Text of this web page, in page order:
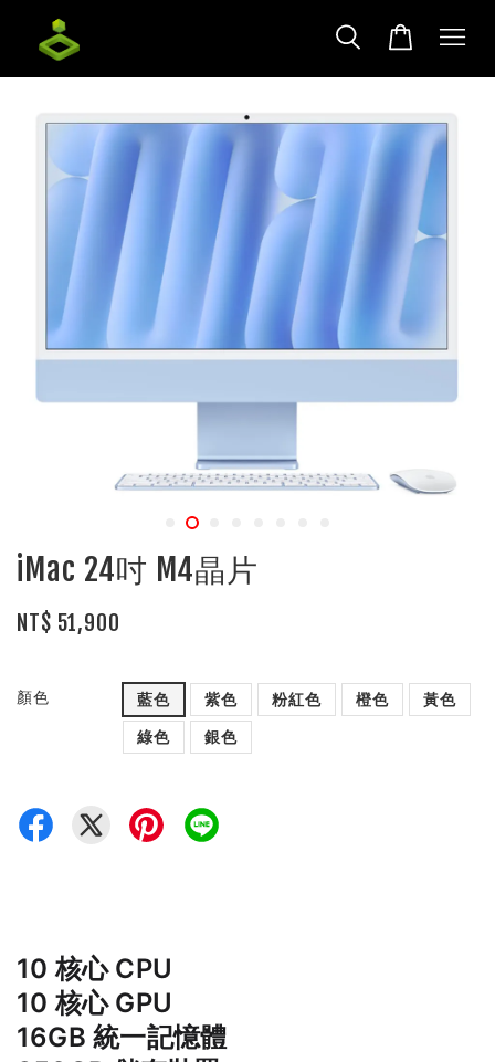
iMac 24吋 M4晶片
NT$ 51,900
顏色 藍色 紫色 粉紅色 橙色
黃色
綠色
銀色
10 核心 CPU
10 核心 GPU
16GB 統一記憶體